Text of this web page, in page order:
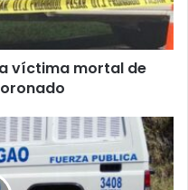
víctima mortal de